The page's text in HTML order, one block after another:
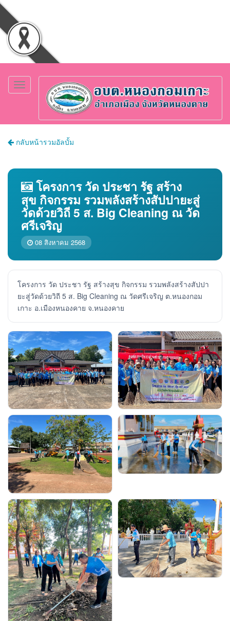
Toggle
navigation
กลับหน้ารวมอัลบั้ม
โครงการ วัด ประชา รัฐ สร้าง
สุข กิจกรรม รวมพลังสร้างสัปปายะสู่
วัดด้วยวิถี 5 ส. Big Cleaning ณ วัด
ศรีเจริญ
08 สิงหาคม 2568
โครงการ วัด ประชา รัฐ สร้างสุข กิจกรรม รวมพลังสร้างสัปปา
ยะสู่วัดด้วยวิถี 5 ส. Big Cleaning ณ วัดศรีเจริญ ต.หนองกอม
เกาะ อ.เมืองหนองคาย จ.หนองคาย